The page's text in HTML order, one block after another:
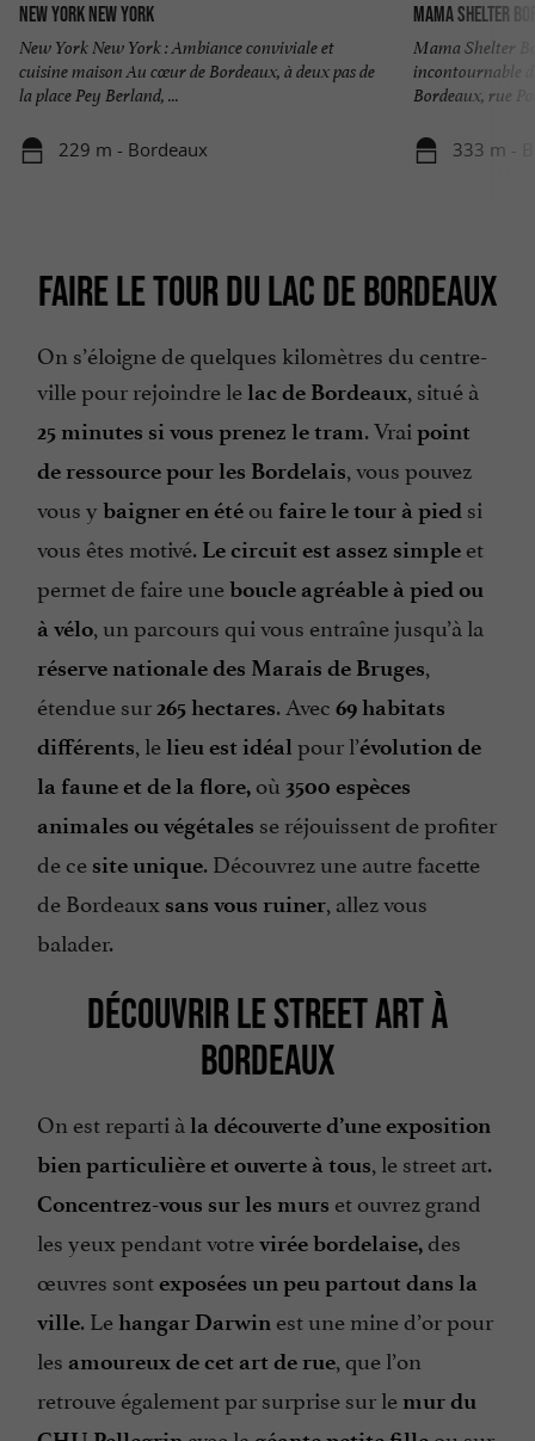
New York New York
New York New York : Ambiance conviviale et
cuisine maison Au cœur de Bordeaux, à deux pas de
la place Pey Berland, ...
229 m - Bordeaux
Mama Shelter
Mama Shelter
incontournable
Bordeaux, rue
333 m -
FAIRE LE TOUR DU LAC DE BORDEAUX
On s’éloigne de quelques kilomètres du centre-
ville pour rejoindre lelac de Bordeaux, situé à
25 minutes si vous prenez le tram. Vrai point
de ressource pour les Bordelais, vous pouvez
vous y baigner en été ou faire le tour à pied si
vous êtes motivé. Le circuit est assez simple et
permet de faire uneboucle agréable à pied ou
à vélo, un parcours qui vous entraîne jusqu’à la
réserve nationale des Marais de Bruges,
étendue sur265 hectares. Avec 69 habitats
différents, lelieu est idéal pour l’évolution de
la faune et de la flore, où 3500 espèces
animales ou végétales se réjouissent de profiter
de ce site unique. Découvrez une autre facette
de Bordeaux sans vous ruiner, allez vous
balader.
DÉCOUVRIR LE STREET ART À
BORDEAUX
On est reparti à la découverte d’une exposition
bien particulière et ouverte à tous, le street art.
Concentrez-vous sur les murs et ouvrez grand
les yeux pendant votrevirée bordelaise,des
œuvres sontexposées un peu partout dans la
ville. Lehangar Darwin est une mine d’or pour
les amoureux de cet art de rue, que l’on
retrouve également par surprise sur le mur du